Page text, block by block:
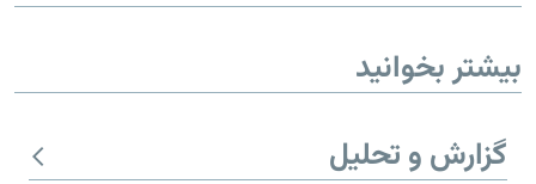
بیشتر بخوانید
گزارش و تحلیل